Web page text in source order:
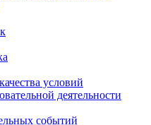
условий
деятельности
событий